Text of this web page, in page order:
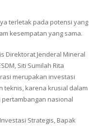
terletak pada potensi yang
kesempatan yang sama.
Direktorat Jenderal Mineral
Siti Sumilah Rita
merupakan investasi
teknis, karena krusial dalam
nasional
Strategis, Bapak